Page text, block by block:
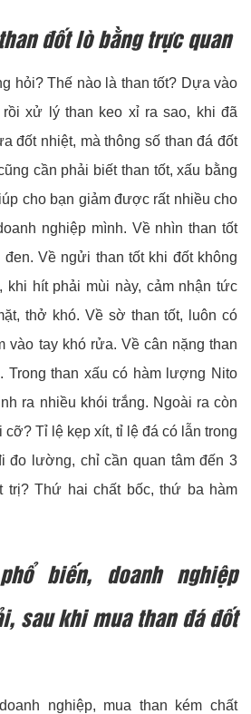
đốt lò bằng trực quan
hỏi? Thế nào là than tốt? Dựa vào
xử lý than keo xỉ ra sao, khi đã
đốt nhiệt, mà thông số than đá đốt
cần phải biết than tốt, xấu bằng
cho bạn giảm được rất nhiều cho
nghiệp mình. Về nhìn than tốt
Về ngửi than tốt khi đốt không
khi hít phải mùi này, cảm nhận tức
thở khó. Về sờ than tốt, luôn có
vào tay khó rửa. Về cân nặng than
Trong than xấu có hàm lượng Nito
ra nhiều khói trắng. Ngoài ra còn
Tỉ lệ kẹp xít, tỉ lệ đá có lẫn trong
đo lường, chỉ cần quan tâm đến 3
trị? Thứ hai chất bốc, thứ ba hàm
biến, doanh nghiệp
sau khi mua than đá đốt
nghiệp, mua than kém chất